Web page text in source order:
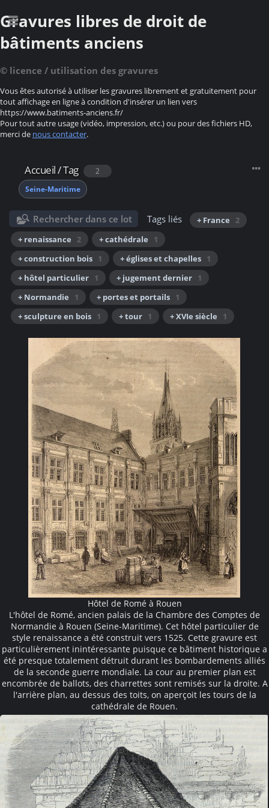
Gravures libres de droit de
bâtiments anciens
© licence / utilisation des gravures
Vous êtes autorisé à utiliser les gravures librement et gratuitement pour
tout affichage en ligne à condition d'insérer un lien vers
https://www.batiments-anciens.fr/
Pour tout autre usage (vidéo, impression, etc.) ou pour des fichiers HD,
merci de nous contacter.
Accueil/Tag
2
Seine-Maritime
Rechercher dans ce lot Tags liés + France
2
+ renaissance
2 + cathédrale
1
+ construction bois 1 + églises et chapelles 1
+ hôtel particulier 1 + jugement dernier 1
+ Normandie
1 + portes et portails 1
+ sculpture en bois 1 + tour 1 + XVIe siècle 1
Hôtel de Romé à Rouen
L'hôtel de Romé, ancien palais de la Chambre des Comptes de
Normandie à Rouen (Seine-Maritime). Cet hôtel particulier de
style renaissance a été construit vers 1525. Cette gravure est
particulièrement inintéressante puisque ce bâtiment historique a
été presque totalement détruit durant les bombardements alliés
de la seconde guerre mondiale. La cour au premier plan est
encombrée de ballots, des charrettes sont remisés sur la droite. A
l'arrière plan, au dessus des toits, on aperçoit les tours de la
cathédrale de Rouen.